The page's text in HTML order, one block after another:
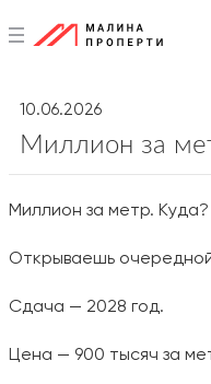
10.06.2026
Миллион за
Миллион за метр. Куда?
Открываешь
Сдача — 2028 год.
Цена — 900 тысяч за